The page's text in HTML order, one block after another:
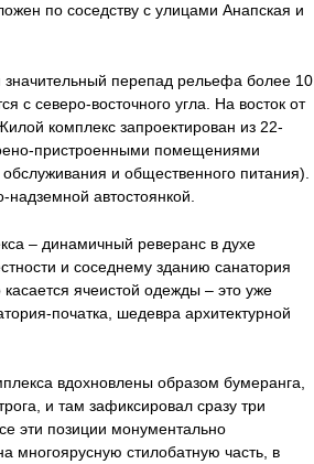
по соседству с улицами Анапская и
перепад рельефа более 10
с северо-восточного угла. На восток от
комплекс запроектирован из 22-
пристроенными помещениями
и общественного питания).
автостоянкой.
– динамичный реверанс в духе
и соседнему зданию санатория
ячеистой одежды – это уже
початка, шедевра архитектурной
вдохновлены образом бумеранга,
и там зафиксировал сразу три
эти позиции монументально
стилобатную часть, в